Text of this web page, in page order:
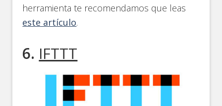
herramienta te recomendamos que leas
este artículo.
6. IFTTT